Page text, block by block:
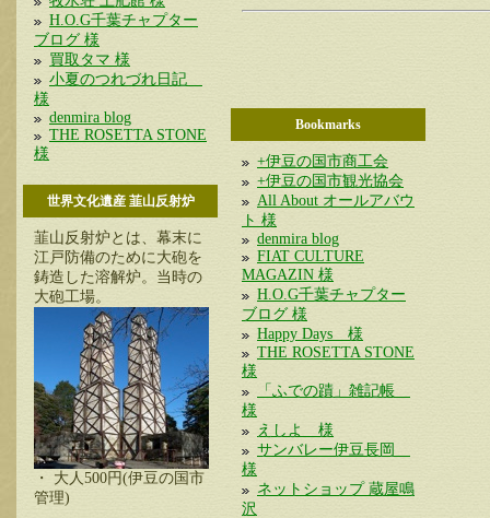
H.O.G千葉チャプター
ブログ 様
買取タマ 様
小夏のつれづれ日記
様
denmira blog
THE ROSETTA STONE
様
世界文化遺産 韮山反射炉
韮山反射炉とは、幕末に
江戸防備のために大砲を
鋳造した溶解炉。当時の
大砲工場。
・ 大人500円(伊豆の国市
管理)
Bookmarks
+伊豆の国市商工会
+伊豆の国市観光協会
All About オールアバウ
ト 様
denmira blog
FIAT CULTURE
MAGAZIN 様
H.O.G千葉チャプター
ブログ 様
Happy Days 様
THE ROSETTA STONE
様
「ふでの蹟」雑記帳
様
えしよ 様
サンバレー伊豆長岡
様
ネットショップ 蔵屋鳴
沢